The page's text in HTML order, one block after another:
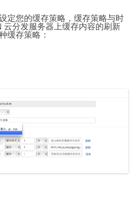
定您的缓存策略，缓存策略与时
云分发服务器上缓存内容的刷新
缓存策略：